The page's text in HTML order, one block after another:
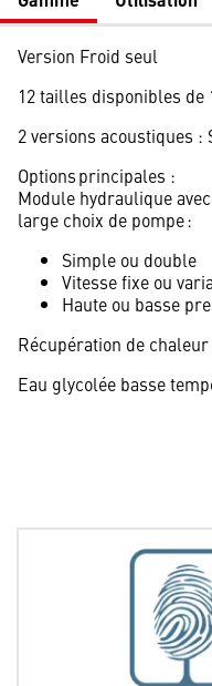
Version Froid seul
12 tailles disponibles de
2 versions acoustiques :
Options principales :
Module hydraulique
large choix de pompe :
Simple ou double
Vitesse fixe ou
Haute ou basse
Récupération de
Eau glycolée basse